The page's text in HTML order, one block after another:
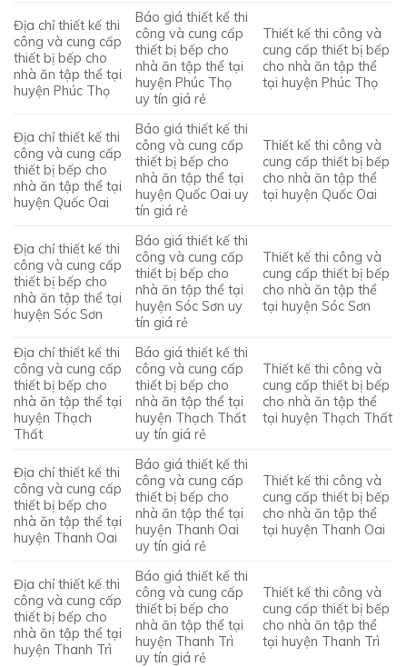
Địa chỉ thiết kế thi
công và cung cấp
thiết bị bếp cho
nhà ăn tập thể tại
huyện Phúc Thọ
Báo giá thiết kế thi
công và cung cấp
thiết bị bếp cho
nhà ăn tập thể tại
huyện Phúc Thọ
uy tín giá rẻ
Thiết kế thi công và
cung cấp thiết bị bếp
cho nhà ăn tập thể
tại huyện Phúc Thọ
Địa chỉ thiết kế thi
công và cung cấp
thiết bị bếp cho
nhà ăn tập thể tại
huyện Quốc Oai
Báo giá thiết kế thi
công và cung cấp
thiết bị bếp cho
nhà ăn tập thể tại
huyện Quốc Oai uy
tín giá rẻ
Thiết kế thi công và
cung cấp thiết bị bếp
cho nhà ăn tập thể
tại huyện Quốc Oai
Địa chỉ thiết kế thi
công và cung cấp
thiết bị bếp cho
nhà ăn tập thể tại
huyện Sóc Sơn
Báo giá thiết kế thi
công và cung cấp
thiết bị bếp cho
nhà ăn tập thể tại
huyện Sóc Sơn uy
tín giá rẻ
Thiết kế thi công và
cung cấp thiết bị bếp
cho nhà ăn tập thể
tại huyện Sóc Sơn
Địa chỉ thiết kế thi
công và cung cấp
thiết bị bếp cho
nhà ăn tập thể tại
huyện Thạch
Thất
Báo giá thiết kế thi
công và cung cấp
thiết bị bếp cho
nhà ăn tập thể tại
huyện Thạch Thất
uy tín giá rẻ
Thiết kế thi công và
cung cấp thiết bị bếp
cho nhà ăn tập thể
tại huyện Thạch Thất
Địa chỉ thiết kế thi
công và cung cấp
thiết bị bếp cho
nhà ăn tập thể tại
huyện Thanh Oai
Báo giá thiết kế thi
công và cung cấp
thiết bị bếp cho
nhà ăn tập thể tại
huyện Thanh Oai
uy tín giá rẻ
Thiết kế thi công và
cung cấp thiết bị bếp
cho nhà ăn tập thể
tại huyện Thanh Oai
Địa chỉ thiết kế thi
công và cung cấp
thiết bị bếp cho
nhà ăn tập thể tại
huyện Thanh Trì
Báo giá thiết kế thi
công và cung cấp
thiết bị bếp cho
nhà ăn tập thể tại
huyện Thanh Trì
uy tín giá rẻ
Thiết kế thi công và
cung cấp thiết bị bếp
cho nhà ăn tập thể
tại huyện Thanh Trì